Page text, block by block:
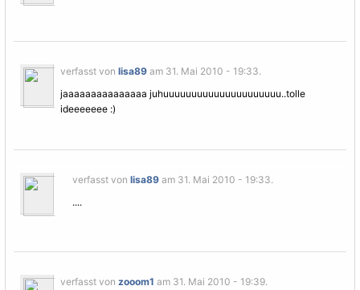
verfasst von lisa89am 31. Mai 2010 - 19:33.
jaaaaaaaaaaaaaaa juhuuuuuuuuuuuuuuuuuuuuu..tolle
ideeeeeee :)
verfasst von lisa89am 31. Mai 2010 - 19:33.
....
verfasst von zooom1 am 31. Mai 2010 - 19:39.